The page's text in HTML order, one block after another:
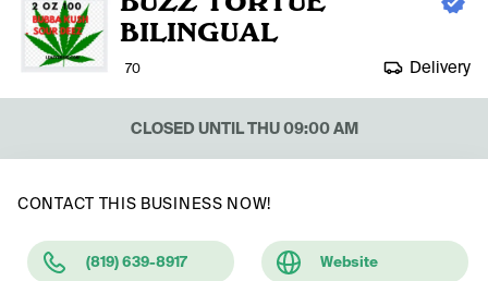
BILINGUAL
70 Delivery
CLOSED UNTIL THU 09:00 AM
CONTACT THIS BUSINESS NOW!
(819) 639-8917 Website